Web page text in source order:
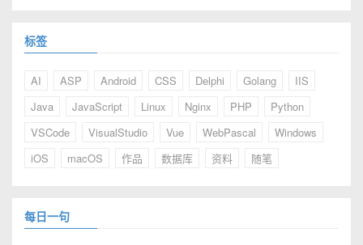
标签
AI ASP Android CSS Delphi Golang
IIS
Java
JavaScript Linux Nginx PHP
Python
VSCode
VisualStudio Vue WebPascal
Windows
iOS
macOS 作品 数据库 资料 随笔
每日一句